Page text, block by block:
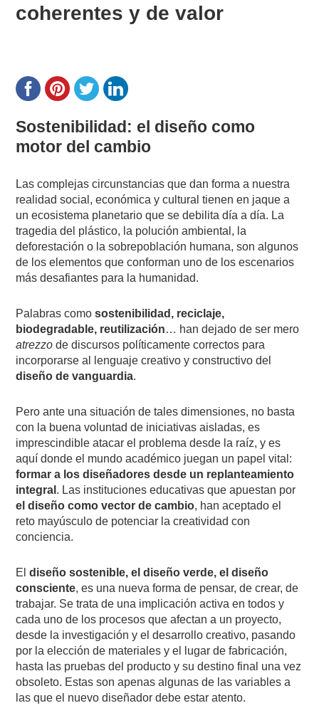
coherentes y de valor
Sostenibilidad: el diseño como
motor del cambio
Las complejas circunstancias que dan forma a nuestra
realidad social, económica y cultural tienen en jaque a
un ecosistema planetario que se debilita día a día. La
tragedia del plástico, la polución ambiental, la
deforestación o la sobrepoblación humana, son algunos
de los elementos que conforman uno de los escenarios
más desafiantes para la humanidad.
Palabras comosostenibilidad, reciclaje,
biodegradable, reutilización… han dejado de ser mero
atrezzo de discursos políticamente correctos para
incorporarse al lenguaje creativo y constructivo del
diseño de vanguardia.
Pero ante una situación de tales dimensiones, no basta
con la buena voluntad de iniciativas aisladas, es
imprescindible atacar el problema desde la raíz, y es
aquí donde el mundo académico juegan un papel vital:
formar a los diseñadores desde un replanteamiento
integral . Las instituciones educativas que apuestan por
el diseño como vector de cambio, han aceptado el
reto mayúsculo de potenciar la creatividad con
conciencia.
Eldiseño sostenible, el diseño verde, el diseño
consciente, es una nueva forma de pensar, de crear, de
trabajar. Se trata de una implicación activa en todos y
cada uno de los procesos que afectan a un proyecto,
desde la investigación y el desarrollo creativo, pasando
por la elección de materiales y el lugar de fabricación,
hasta las pruebas del producto y su destino final una vez
obsoleto. Estas son apenas algunas de las variables a
las que el nuevo diseñador debe estar atento.